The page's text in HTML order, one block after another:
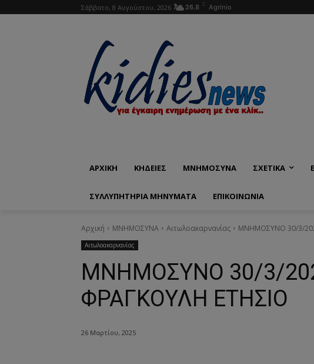
Σάββατο, 8 Αυγούστου, 2026 26.8 C Agrinio
ΑΡΧΙΚΗ ΚΗΔΕΙΕΣ ΜΝΗΜΟΣΥΝΑ ΣΧΕΤΙΚΑ
ΣΥΛΛΥΠΗΤΗΡΙΑ ΜΗΝΥΜΑΤΑ ΕΠΙΚΟΙΝΩΝΊΑ
Αρχική ΜΝΗΜΟΣΥΝΑ Αιτωλοακαρνανίας ΜΝΗΜΟΣΥΝΟ 30/3/
Αιτωλοακαρνανίας
ΜΝΗΜΟΣΥΝΟ 30/3/
ΦΡΑΓΚΟΥΛΗ ΕΤΗΣΙΟ
26 Μαρτίου, 2025